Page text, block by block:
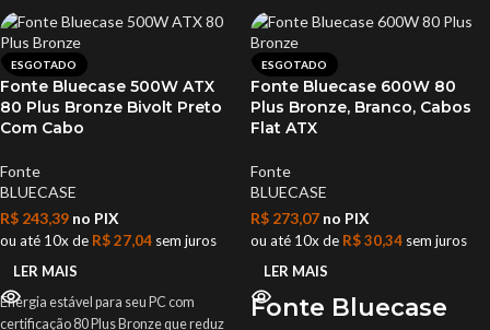
ventilador de 80mm que controla a
temperatura
Compatível com builds modernas com
conectores ATX, CPU, SATA e Molex
essenciais
Proteção avançada contra sobrecarga
componentes
Produto novo com nota fiscal e garantia
conforme política do fabricante
para maior segurança do hardware
Bivolt automático com PFC ativo para
estabilidade em qualquer tomada
Visual clean e organizado com cabos
flat pretos que facilitam o
gerenciamento
mantém a fonte fresca sem barulho
excessivo
para sua tranquilidade
ESGOTADO
Fonte Bluecase 500W ATX
80 Plus Bronze Bivolt Preto
Com Cabo
Fonte
BLUECASE
R$ 243,39 no PIX
ou até 10x de R$27,04 sem juros
LER MAIS
Energia estável para seu PC com
certificação 80 Plus Bronze que reduz
ESGOTADO
Fonte Bluecase 600W 80
Plus Bronze, Branco, Cabos
Flat ATX
Fonte
BLUECASE
R$ 273,07 no PIX
ou até 10x de R$30,34 sem juros
LER MAIS
Fonte Bluecase